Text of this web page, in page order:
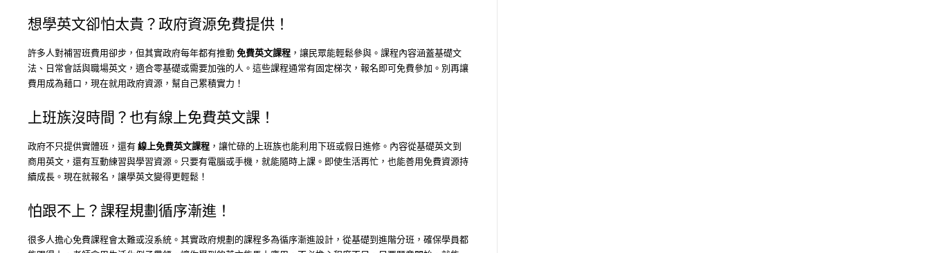
想學英文卻怕太貴？政府資源免費提供！
許多人對補習班費用卻步，但其實政府每年都有推動 免費英文課程 ，讓民眾能輕鬆參與。課程內容涵蓋基礎文
法、日常會話與職場英文，適合零基礎或需要加強的人。這些課程通常有固定梯次，報名即可免費參加。別再讓
費用成為藉口，現在就用政府資源，幫自己累積實力！
上班族沒時間？也有線上免費英文課！
政府不只提供實體班，還有 線上免費英文課程 ，讓忙碌的上班族也能利用下班或假日進修。內容從基礎英文到
商用英文，還有互動練習與學習資源。只要有電腦或手機，就能隨時上課。即使生活再忙，也能善用免費資源持
續成長。現在就報名，讓學英文變得更輕鬆！
怕跟不上？課程規劃循序漸進！
很多人擔心免費課程會太難或沒系統。其實政府規劃的課程多為循序漸進設計，從基礎到進階分班，確保學員都